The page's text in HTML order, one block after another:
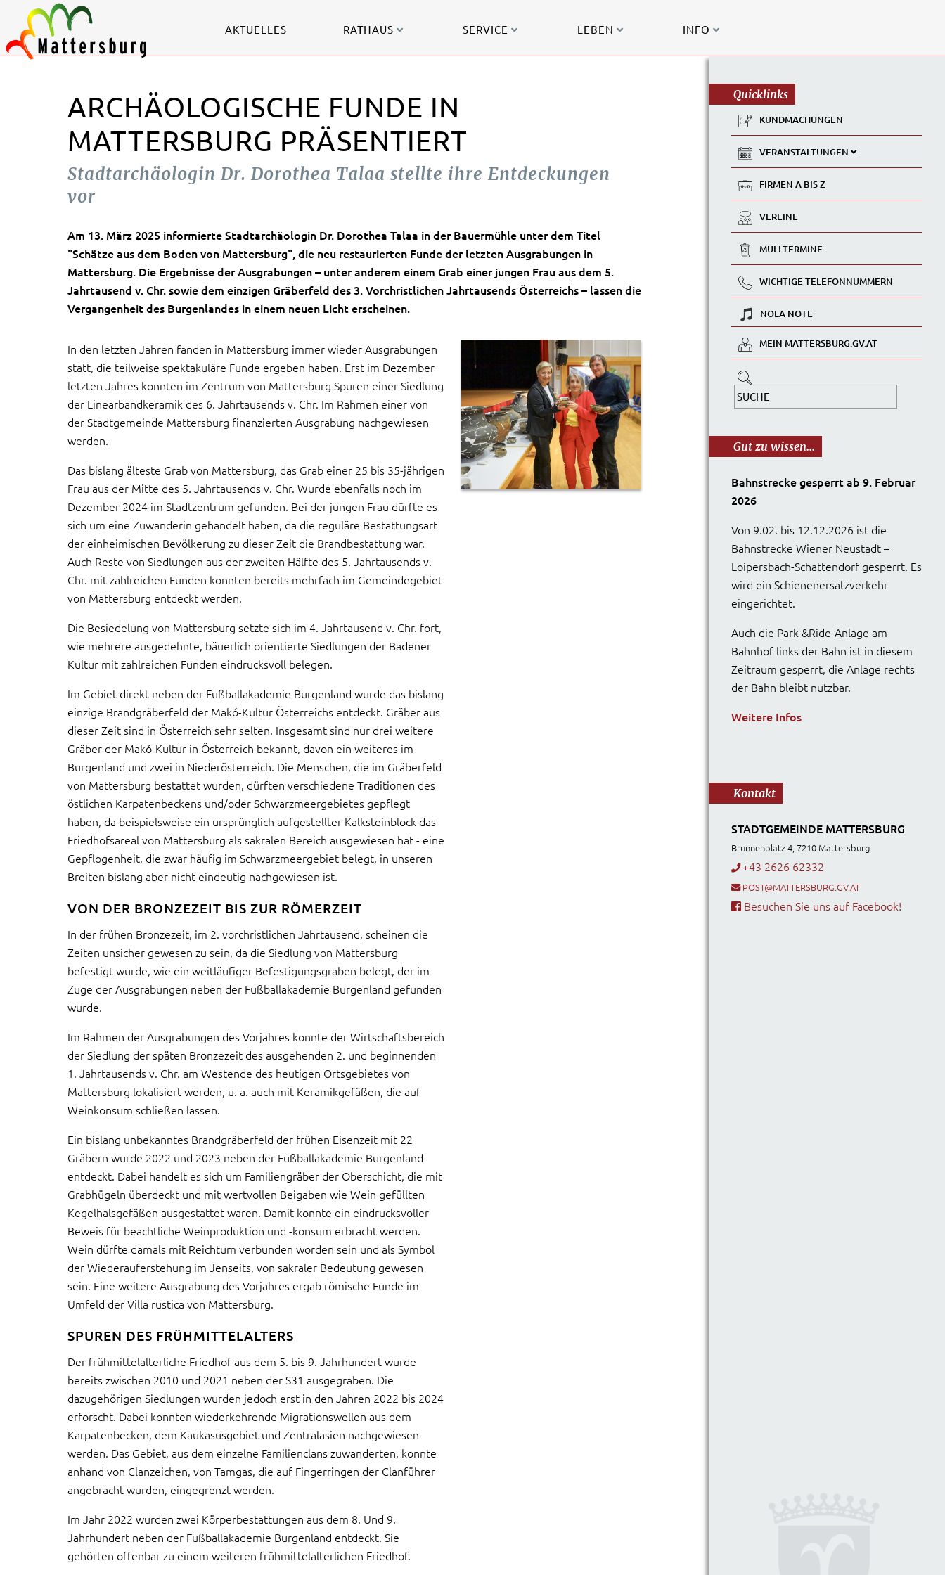
AKTUELLES RATHAUS SERVICE LEBEN INFO
ARCHÄOLOGISCHE FUNDE IN
MATTERSBURG PRÄSENTIERT
Stadtarchäologin Dr. Dorothea Talaa stellte ihre Entdeckungen
vor
Am 13. März 2025 informierte Stadtarchäologin Dr. Dorothea Talaa in der Bauermühle unter dem Titel
"Schätze aus dem Boden von Mattersburg", die neu restaurierten Funde der letzten Ausgrabungen in
Mattersburg. Die Ergebnisse der Ausgrabungen – unter anderem einem Grab einer jungen Frau aus dem 5.
Jahrtausend v. Chr. sowie dem einzigen Gräberfeld des 3. Vorchristlichen Jahrtausends Österreichs – lassen die
Vergangenheit des Burgenlandes in einem neuen Licht erscheinen.
In den letzten Jahren fanden in Mattersburg immer wieder Ausgrabungen
statt, die teilweise spektakuläre Funde ergeben haben. Erst im Dezember
letzten Jahres konnten im Zentrum von Mattersburg Spuren einer Siedlung
der Linearbandkeramik des 6. Jahrtausends v. Chr. Im Rahmen einer von
der Stadtgemeinde Mattersburg finanzierten Ausgrabung nachgewiesen
werden.
Das bislang älteste Grab von Mattersburg, das Grab einer 25 bis 35-jährigen
Frau aus der Mitte des 5. Jahrtausends v. Chr. Wurde ebenfalls noch im
Dezember 2024 im Stadtzentrum gefunden. Bei der jungen Frau dürfte es
sich um eine Zuwanderin gehandelt haben, da die reguläre Bestattungsart
der einheimischen Bevölkerung zu dieser Zeit die Brandbestattung war.
Auch Reste von Siedlungen aus der zweiten Hälfte des 5. Jahrtausends v.
Chr. mit zahlreichen Funden konnten bereits mehrfach im Gemeindegebiet
von Mattersburg entdeckt werden.
Die Besiedelung von Mattersburg setzte sich im 4. Jahrtausend v. Chr. fort,
wie mehrere ausgedehnte, bäuerlich orientierte Siedlungen der Badener
Kultur mit zahlreichen Funden eindrucksvoll belegen.
Im Gebiet direkt neben der Fußballakademie Burgenland wurde das bislang
einzige Brandgräberfeld der Makó-Kultur Österreichs entdeckt. Gräber aus
dieser Zeit sind in Österreich sehr selten. Insgesamt sind nur drei weitere
Gräber der Makó-Kultur in Österreich bekannt, davon ein weiteres im
Burgenland und zwei in Niederösterreich. Die Menschen, die im Gräberfeld
von Mattersburg bestattet wurden, dürften verschiedene Traditionen des
östlichen Karpatenbeckens und/oder Schwarzmeergebietes gepflegt
haben, da beispielsweise ein ursprünglich aufgestellter Kalksteinblock das
Friedhofsareal von Mattersburg als sakralen Bereich ausgewiesen hat - eine
Gepflogenheit, die zwar häufig im Schwarzmeergebiet belegt, in unseren
Breiten bislang aber nicht eindeutig nachgewiesen ist.
VON DER BRONZEZEIT BIS ZUR RÖMERZEIT
In der frühen Bronzezeit, im 2. vorchristlichen Jahrtausend, scheinen die
Zeiten unsicher gewesen zu sein, da die Siedlung von Mattersburg
befestigt wurde, wie ein weitläufiger Befestigungsgraben belegt, der im
Zuge der Ausgrabungen neben der Fußballakademie Burgenland gefunden
wurde.
Im Rahmen der Ausgrabungen des Vorjahres konnte der Wirtschaftsbereich
der Siedlung der späten Bronzezeit des ausgehenden 2. und beginnenden
1. Jahrtausends v. Chr. am Westende des heutigen Ortsgebietes von
Mattersburg lokalisiert werden, u. a. auch mit Keramikgefäßen, die auf
Weinkonsum schließen lassen.
Ein bislang unbekanntes Brandgräberfeld der frühen Eisenzeit mit 22
Gräbern wurde 2022 und 2023 neben der Fußballakademie Burgenland
entdeckt. Dabei handelt es sich um Familiengräber der Oberschicht, die mit
Grabhügeln überdeckt und mit wertvollen Beigaben wie Wein gefüllten
Kegelhalsgefäßen ausgestattet waren. Damit konnte ein eindrucksvoller
Beweis für beachtliche Weinproduktion und -konsum erbracht werden.
Wein dürfte damals mit Reichtum verbunden worden sein und als Symbol
der Wiederauferstehung im Jenseits, von sakraler Bedeutung gewesen
sein. Eine weitere Ausgrabung des Vorjahres ergab römische Funde im
Umfeld der Villa rustica von Mattersburg.
SPUREN DES FRÜHMITTELALTERS
Der frühmittelalterliche Friedhof aus dem 5. bis 9. Jahrhundert wurde
bereits zwischen 2010 und 2021 neben der S31 ausgegraben. Die
dazugehörigen Siedlungen wurden jedoch erst in den Jahren 2022 bis 2024
erforscht. Dabei konnten wiederkehrende Migrationswellen aus dem
Karpatenbecken, dem Kaukasusgebiet und Zentralasien nachgewiesen
werden. Das Gebiet, aus dem einzelne Familienclans zuwanderten, konnte
anhand von Clanzeichen, von Tamgas, die auf Fingerringen der Clanführer
angebracht wurden, eingegrenzt werden.
Im Jahr 2022 wurden zwei Körperbestattungen aus dem 8. Und 9.
Jahrhundert neben der Fußballakademie Burgenland entdeckt. Sie
gehörten offenbar zu einem weiteren frühmittelalterlichen Friedhof.
Quicklinks
KUNDMACHUNGEN
VERANSTALTUNGEN
FIRMEN A BIS Z
VEREINE
MÜLLTERMINE
WICHTIGE TELEFONNUMMERN
NOLA NOTE
MEIN MATTERSBURG.GV.AT
Gut zu wissen...
Bahnstrecke gesperrt ab 9. Februar
2026
Von 9.02. bis 12.12.2026 ist die
Bahnstrecke Wiener Neustadt –
Loipersbach-Schattendorf gesperrt. Es
wird ein Schienenersatzverkehr
eingerichtet.
Auch die Park &Ride-Anlage am
Bahnhof links der Bahn ist in diesem
Zeitraum gesperrt, die Anlage rechts
der Bahn bleibt nutzbar.
Weitere Infos
Kontakt
STADTGEMEINDE MATTERSBURG
Brunnenplatz 4, 7210 Mattersburg
+43 2626 62332
POST@MATTERSBURG.GV.AT
Besuchen Sie uns auf Facebook!